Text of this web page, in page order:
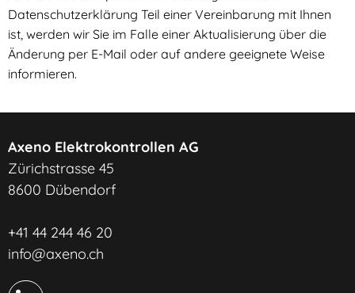
Datenschutzerklärung Teil einer Vereinbarung mit Ihnen
ist, werden wir Sie im Falle einer Aktualisierung über die
Änderung per E-Mail oder auf andere geeignete Weise
informieren.
Axeno Elektrokontrollen AG
Zürichstrasse 45
8600 Dübendorf
+41 44 244 46 20
info@axeno.ch